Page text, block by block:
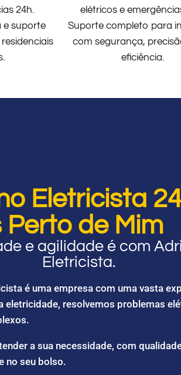
24h.
e suporte
elétricos e
Suporte completo para
com segurança,
eficiência.
Eletricista
Perto de Mim
e agilidade é com
Eletricista.
é uma empresa com uma vasta
eletricidade, resolvemos problemas
a sua necessidade, com
no seu bolso.